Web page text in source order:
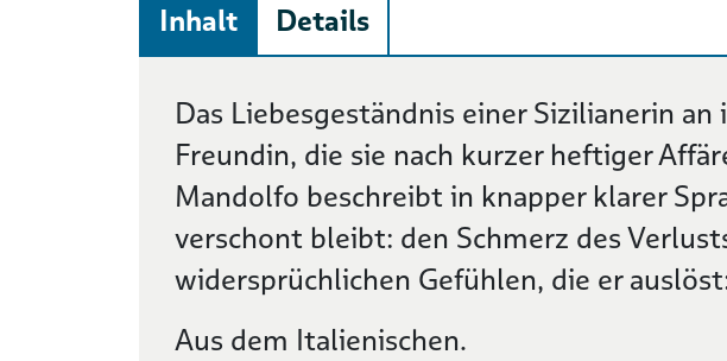
Inhalt Details
Beschreibung
Das Liebesgeständnis einer Sizilianerin
Freundin, die sie nach kurzer heftiger
Mandolfo beschreibt in knapper klarer
verschont bleibt: den Schmerz des
widersprüchlichen Gefühlen, die er
Aus dem Italienischen.